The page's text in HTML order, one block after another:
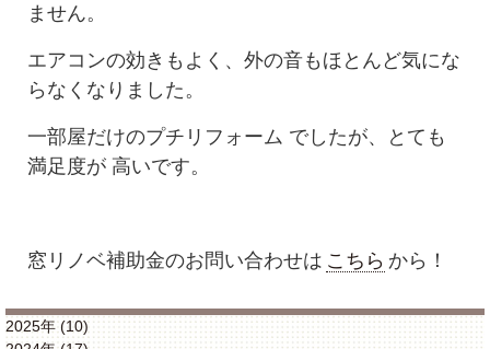
ません。
エアコンの効きもよく、外の音もほとんど気にな
らなくなりました。
一部屋だけのプチリフォーム でしたが、とても
満足度が 高いです。
窓リノベ補助金のお問い合わせは こちら から！
2025年 (10)